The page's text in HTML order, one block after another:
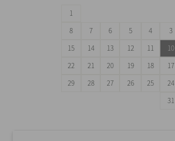
1
3
4
5
6
7
8
10
11
12
13
14
15
17
18
19
20
21
22
24
25
26
27
28
29
31